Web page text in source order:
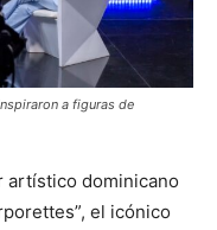
a figuras de
artístico dominicano
el icónico